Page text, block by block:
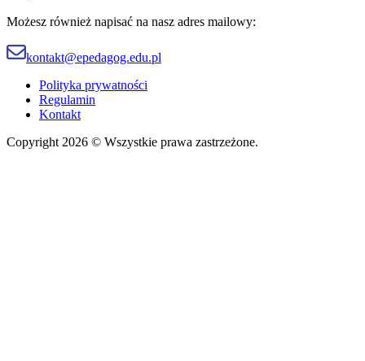
Możesz również napisać na nasz adres mailowy:
kontakt@epedagog.edu.pl
Polityka prywatności
Regulamin
Kontakt
Copyright 2026 © Wszystkie prawa zastrzeżone.